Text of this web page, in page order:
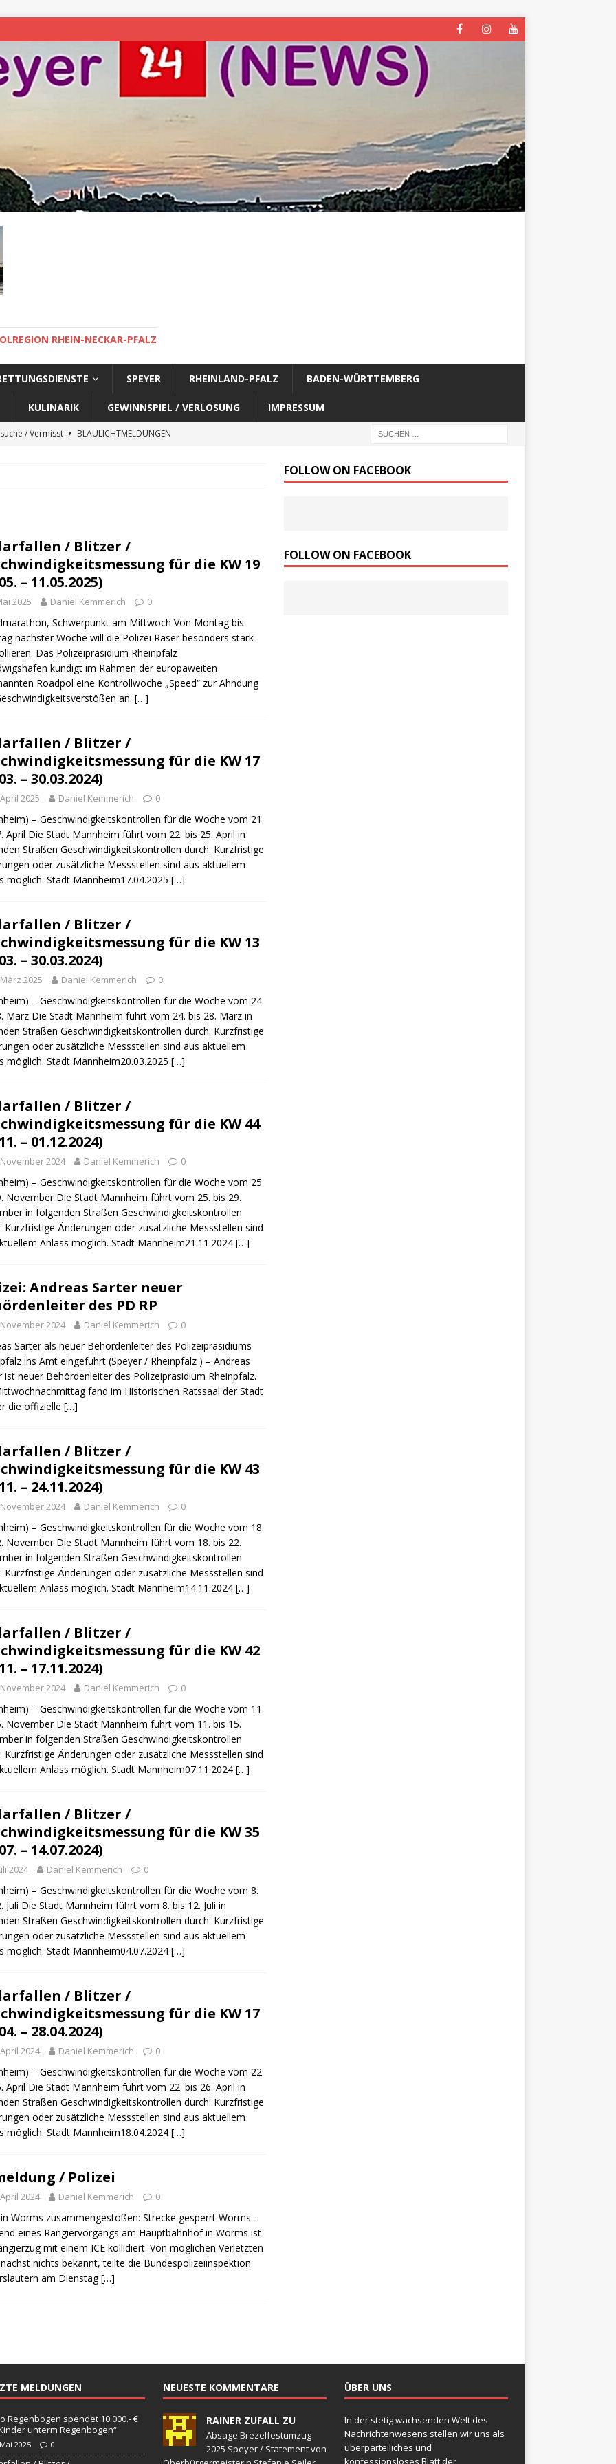
RHEIN-NECKAR-PFALZ
SPEYER RHEINLAND-PFALZ BADEN-WÜRTTEMBERG
KULINARIK GEWINNSPIEL / VERLOSUNG IMPRESSUM
/ Vermisst
BLAULICHTMELDUNGEN
/ Vermisst
BLAULICHTMELDUNGEN
/ Vermisst
BLAULICHTMELDUNGEN
Warnmeldung der Polizei
BLAULICHTMELDUNGEN
/ Öffentlichkeitsfahndung
BLAULICHTMELDUNGEN
/ Vermisste Person
BLAULICHTMELDUNGEN
Polizei
BLAULICHTMELDUNGEN
BLAULICHTMELDUNGEN
spendet 10.000.- € an „Kinder unterm Regenbogen“
/ Geschwindigkeitsmessung für die KW 19 (05.05. –
gewinnt vor der Schweiz den Longines EEF Nations Cup im
/ Speyer
SPEYER
(KCanG) BLAULICHTMELDUNGEN
/ Blitzer /
für die KW 19
– 11.05.2025)
2025 Daniel Kemmerich 0
Schwerpunkt am Mittwoch Von Montag bis
nächster Woche will die Polizei Raser besonders stark
Das Polizeipräsidium Rheinpfalz
kündigt im Rahmen der europaweiten
Roadpol eine Kontrollwoche „Speed“ zur Ahndung
an. […]
/ Blitzer /
für die KW 17
– 30.03.2024)
2025 Daniel Kemmerich 0
– Geschwindigkeitskontrollen für die Woche vom 21.
April Die Stadt Mannheim führt vom 22. bis 25. April in
Straßen Geschwindigkeitskontrollen durch: Kurzfristige
oder zusätzliche Messstellen sind aus aktuellem
möglich. Stadt Mannheim17.04.2025 […]
/ Blitzer /
für die KW 13
– 30.03.2024)
2025 Daniel Kemmerich 0
– Geschwindigkeitskontrollen für die Woche vom 24.
März Die Stadt Mannheim führt vom 24. bis 28. März in
Straßen Geschwindigkeitskontrollen durch: Kurzfristige
oder zusätzliche Messstellen sind aus aktuellem
möglich. Stadt Mannheim20.03.2025 […]
/ Blitzer /
für die KW 44
– 01.12.2024)
2024 Daniel Kemmerich 0
– Geschwindigkeitskontrollen für die Woche vom 25.
November Die Stadt Mannheim führt vom 25. bis 29.
in folgenden Straßen Geschwindigkeitskontrollen
Kurzfristige Änderungen oder zusätzliche Messstellen sind
Anlass möglich. Stadt Mannheim21.11.2024 […]
Andreas Sarter neuer
des PD RP
2024 Daniel Kemmerich 0
Sarter als neuer Behördenleiter des Polizeipräsidiums
ins Amt eingeführt (Speyer / Rheinpfalz ) – Andreas
ist neuer Behördenleiter des Polizeipräsidium Rheinpfalz.
fand im Historischen Ratssaal der Stadt
die offizielle […]
/ Blitzer /
für die KW 43
– 24.11.2024)
November 2024 Daniel Kemmerich 0
– Geschwindigkeitskontrollen für die Woche vom 18.
November Die Stadt Mannheim führt vom 18. bis 22.
in folgenden Straßen Geschwindigkeitskontrollen
Kurzfristige Änderungen oder zusätzliche Messstellen sind
Anlass möglich. Stadt Mannheim14.11.2024 […]
/ Blitzer /
für die KW 42
– 17.11.2024)
November 2024 Daniel Kemmerich 0
– Geschwindigkeitskontrollen für die Woche vom 11.
November Die Stadt Mannheim führt vom 11. bis 15.
in folgenden Straßen Geschwindigkeitskontrollen
Kurzfristige Änderungen oder zusätzliche Messstellen sind
Anlass möglich. Stadt Mannheim07.11.2024 […]
/ Blitzer /
für die KW 35
– 14.07.2024)
2024 Daniel Kemmerich 0
– Geschwindigkeitskontrollen für die Woche vom 8.
Juli Die Stadt Mannheim führt vom 8. bis 12. Juli in
Straßen Geschwindigkeitskontrollen durch: Kurzfristige
oder zusätzliche Messstellen sind aus aktuellem
möglich. Stadt Mannheim04.07.2024 […]
/ Blitzer /
für die KW 17
– 28.04.2024)
2024 Daniel Kemmerich 0
– Geschwindigkeitskontrollen für die Woche vom 22.
April Die Stadt Mannheim führt vom 22. bis 26. April in
Straßen Geschwindigkeitskontrollen durch: Kurzfristige
oder zusätzliche Messstellen sind aus aktuellem
möglich. Stadt Mannheim18.04.2024 […]
/ Polizei
2024 Daniel Kemmerich 0
Worms zusammengestoßen: Strecke gesperrt Worms –
eines Rangiervorgangs am Hauptbahnhof in Worms ist
mit einem ICE kollidiert. Von möglichen Verletzten
nichts bekannt, teilte die Bundespolizeiinspektion
am Dienstag[…]
FOLLOW ON FACEBOOK
FOLLOW ON FACEBOOK
MELDUNGEN
Regenbogen spendet 10.000.- €
unterm Regenbogen“
2025 0
NEUESTE KOMMENTARE
RAINER ZUFALL ZU
Absage Brezelfestumzug
2025 Speyer / Statement von
ÜBER UNS
In der stetig wachsenden Welt des
Nachrichtenwesens stellen wir uns als
überparteiliches und
konfessionsloses Blatt der